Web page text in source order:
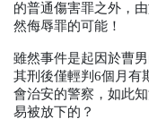
的普通傷害罪之外，
然侮辱罪的可能！
雖然事件是起因於曹
其刑後僅輕判 6個月有
會治安的警察，如此
易被放下的？